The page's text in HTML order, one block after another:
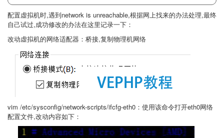
配置虚拟机时,遇到network is unreachable,根据网上找来的办法处理,最终
自己试过,成功修改的办法在这里记录一下：
改动虚拟机的网络适配器：桥接,复制物理机网络
vim /etc/sysconfig/network-scripts/ifcfg-eth0：使用该命令打开eth0网络
配置文件,改动内容如下：